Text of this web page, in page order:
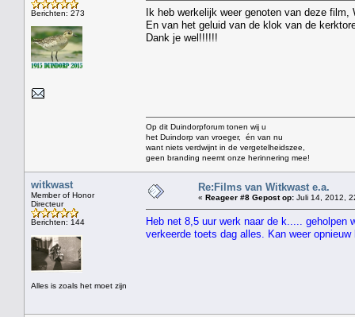
Berichten: 273
Ik heb werkelijk weer genoten van deze film,
En van het geluid van de klok van de
Dank je wel!!!!!!
Op dit Duindorpforum tonen wij u
het Duindorp van vroeger, én van nu
want niets verdwijnt in de vergetelheidszee,
geen branding neemt onze herinnering mee!
witkwast
Member of Honor
Directeur
Berichten: 144
Alles is zoals het moet zijn
Re:Films van Witkwast e.a.
« Reageer #8 Gepost op: Juli 14, 2012,
Heb net 8,5 uur werk naar de k.....
verkeerde toets dag alles. Kan weer